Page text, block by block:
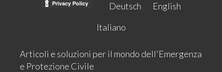
Deutsch
English
Italiano
Articoli e soluzioni per il mondo dell'Emergenza
e Protezione Civile